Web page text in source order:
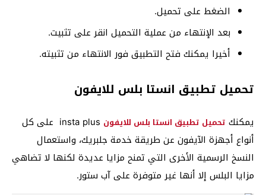
الضغط على تحميل.
بعد الإنتهاء من عملية التحميل انقر على تثبيت.
أخيرا يمكنك فتح التطبيق فور الانتهاء من تثبيته.
تحميل تطبيق انستا بلس للايفون
يمكنك تحميل تطبيق انستا بلس للايفون
insta plus على كل
أنواع أجهزة الآيفون عن طريقة خدمة جلبريك، واستعمال
النسخ الرسمية الأخرى التي تمنح مزايا عديدة لكنها لا تضاهي
مزايا البلس إلا أنها غير متوفرة على آب ستور.